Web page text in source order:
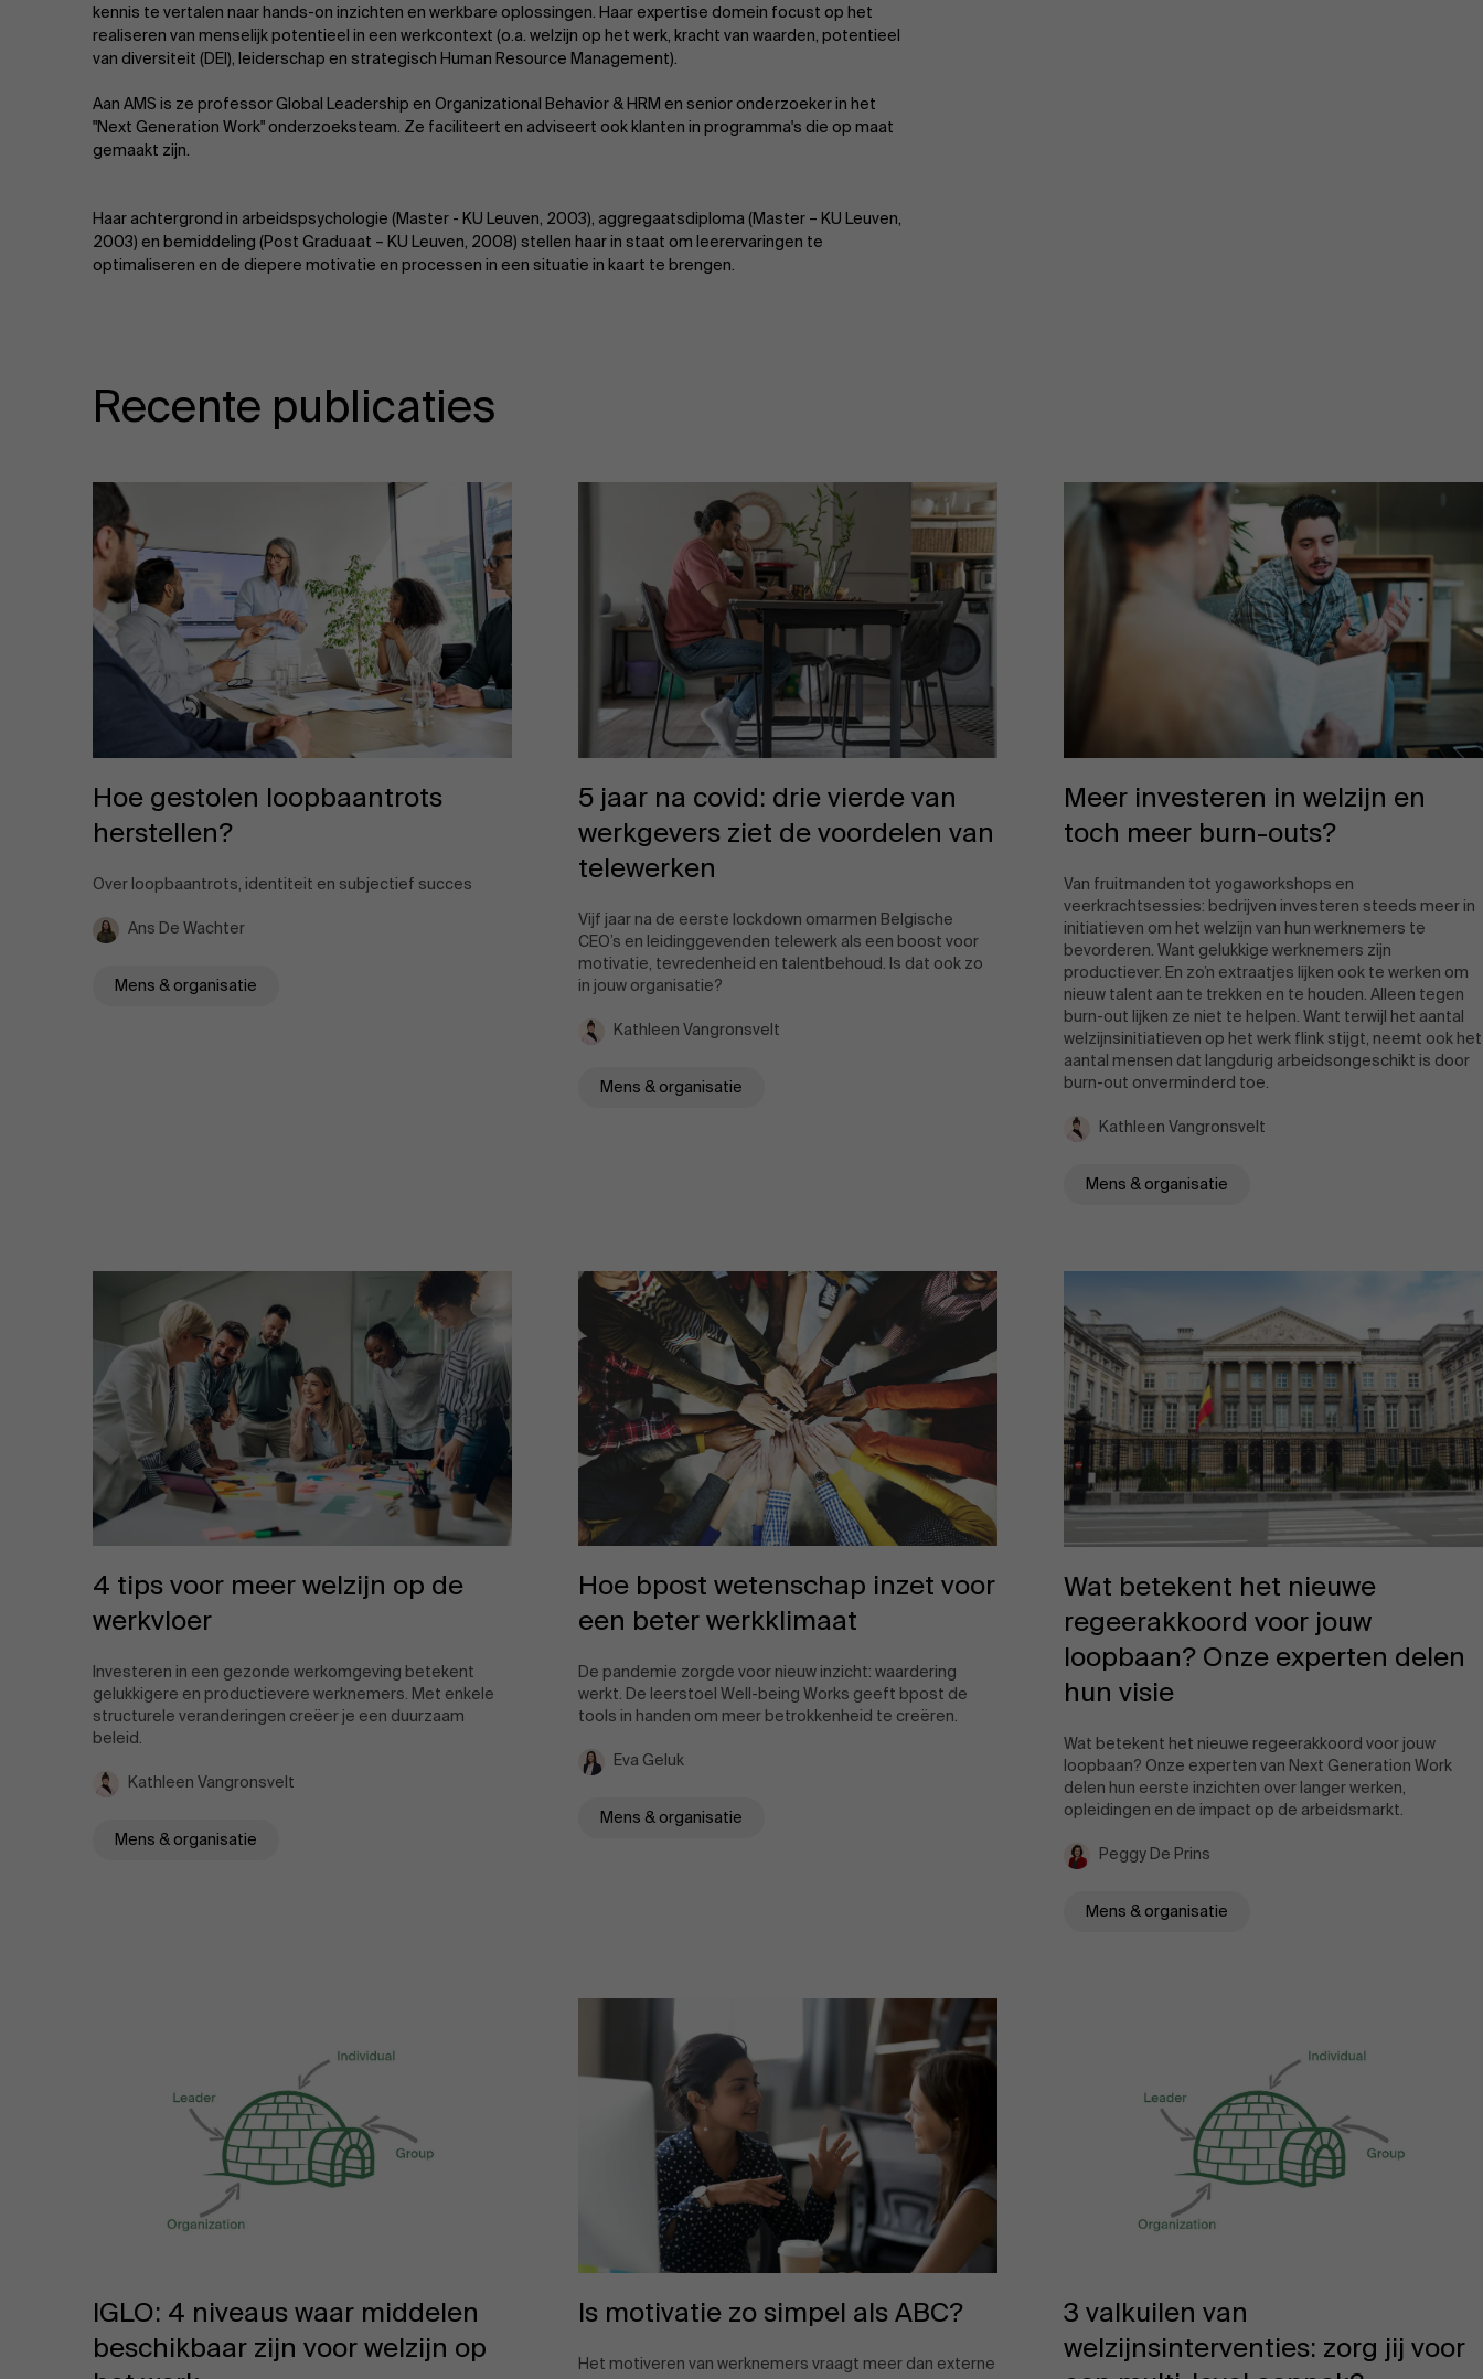
Over Antwerp Management School
Duurzaamheid op AMS
Evenementen
Nieuws
kennis te vertalen naar hands-on inzichten en werkbare oplossingen. Haar expertise domein focust op het
realiseren van menselijk potentieel in een werkcontext (o.a. welzijn op het werk, kracht van waarden, potentieel
van diversiteit (DEI), leiderschap en strategisch Human Resource Management).
Aan AMS is ze professor Global Leadership en Organizational Behavior & HRM en senior onderzoeker in het
"Next Generation Work" onderzoeksteam. Ze faciliteert en adviseert ook klanten in programma's die op maat
gemaakt zijn.
Haar achtergrond in arbeidspsychologie (Master - KU Leuven, 2003), aggregaatsdiploma (Master – KU Leuven,
2003) en bemiddeling (Post Graduaat – KU Leuven, 2008) stellen haar in staat om leerervaringen te
optimaliseren en de diepere motivatie en processen in een situatie in kaart te brengen.
Recente publicaties
Hoe gestolen loopbaantrots
herstellen?
Over loopbaantrots, identiteit en subjectief succes
Ans De Wachter
Mens & organisatie
5 jaar na covid: drie vierde van
werkgevers ziet de voordelen van
telewerken
Vijf jaar na de eerste lockdown omarmen Belgische
CEO’s en leidinggevenden telewerk als een boost voor
motivatie, tevredenheid en talentbehoud. Is dat ook zo
in jouw organisatie?
Kathleen Vangronsvelt
Mens & organisatie
Meer investeren in welzijn en
toch meer burn-outs?
Van fruitmanden tot yogaworkshops en
veerkrachtsessies: bedrijven investeren steeds meer in
initiatieven om het welzijn van hun werknemers te
bevorderen. Want gelukkige werknemers zijn
productiever. En zo’n extraatjes lijken ook te werken om
nieuw talent aan te trekken en te houden. Alleen tegen
burn-out lijken ze niet te helpen. Want terwijl het aantal
welzijnsinitiatieven op het werk flink stijgt, neemt ook het
aantal mensen dat langdurig arbeidsongeschikt is door
burn-out onverminderd toe.
Kathleen Vangronsvelt
Mens & organisatie
4 tips voor meer welzijn op de
werkvloer
Investeren in een gezonde werkomgeving betekent
gelukkigere en productievere werknemers. Met enkele
structurele veranderingen creëer je een duurzaam
beleid.
Kathleen Vangronsvelt
Mens & organisatie
Hoe bpost wetenschap inzet voor
een beter werkklimaat
De pandemie zorgde voor nieuw inzicht: waardering
werkt. De leerstoel Well-being Works geeft bpost de
tools in handen om meer betrokkenheid te creëren.
Eva Geluk
Mens & organisatie
Wat betekent het nieuwe
regeerakkoord voor jouw
loopbaan? Onze experten delen
hun visie
Wat betekent het nieuwe regeerakkoord voor jouw
loopbaan? Onze experten van Next Generation Work
delen hun eerste inzichten over langer werken,
opleidingen en de impact op de arbeidsmarkt.
Peggy De Prins
Mens & organisatie
IGLO: 4 niveaus waar middelen
beschikbaar zijn voor welzijn op
Is motivatie zo simpel als ABC?
Het motiveren van werknemers vraagt meer dan externe
3 valkuilen van
welzijnsinterventies: zorg jij voor